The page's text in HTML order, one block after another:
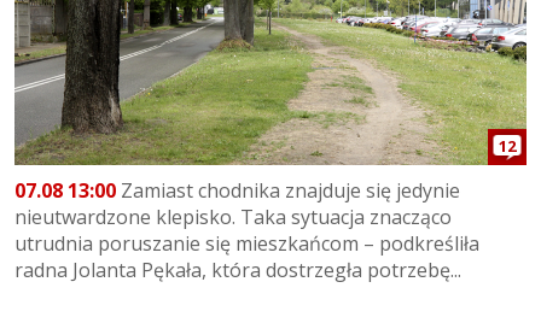
12
07.08 13:00 Zamiast chodnika znajduje się jedynie
nieutwardzone klepisko. Taka sytuacja znacząco
utrudnia poruszanie się mieszkańcom – podkreśliła
radna Jolanta Pękała, która dostrzegła potrzebę...